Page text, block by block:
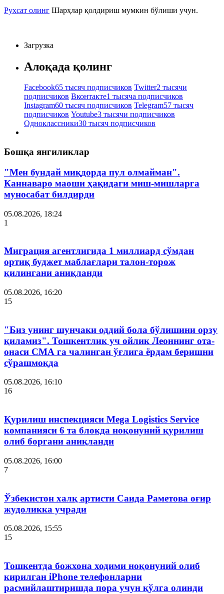
Рухсат олинг Шарҳлар қолдириш мумкин бўлиши учун.
Загрузка
Алоқада қолинг
Facebook65 тысяч подписчиков Twitter2 тысячи
подписчиков Вконтакте1 тысяча подписчиков
Instagram60 тысяч подписчиков Telegram57 тысяч
подписчиков Youtube3 тысячи подписчиков
Одноклассники30 тысяч подписчиков
Бошқа янгиликлар
"Мен бундай миқдорда пул олмайман".
Каннаваро маоши ҳақидаги миш-мишларга
муносабат билдирди
05.08.2026, 18:24
1
Миграция агентлигида 1 миллиард сўмдан
ортиқ буджет маблағлари талон-торож
қилингани аниқланди
05.08.2026, 16:20
15
"Биз унинг шунчаки оддий бола бўлишини орзу
қиламиз". Тошкентлик уч ойлик Леоннинг ота-
онаси СМА га чалинган ўғлига ёрдам беришни
сўрашмоқда
05.08.2026, 16:10
16
Қурилиш инспекцияси Мega Logistics Service
компанияси 6 та блокда ноқонуний қурилиш
олиб боргани аниқланди
05.08.2026, 16:00
7
Ўзбекистон халқ артисти Саида Раметова оғир
жудоликка учради
05.08.2026, 15:55
15
Тошкентда божхона ходими ноқонуний олиб
кирилган iPhone телефонларни
расмийлаштиришда пора учун қўлга олинди